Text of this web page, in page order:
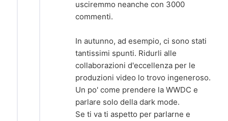
usciremmo neanche con 3000
commenti.
In autunno, ad esempio, ci sono stati
tantissimi spunti. Ridurli alle
collaborazioni d'eccellenza per le
produzioni video lo trovo ingeneroso.
Un po' come prendere la WWDC e
parlare solo della dark mode.
Se ti va ti aspetto per parlarne e